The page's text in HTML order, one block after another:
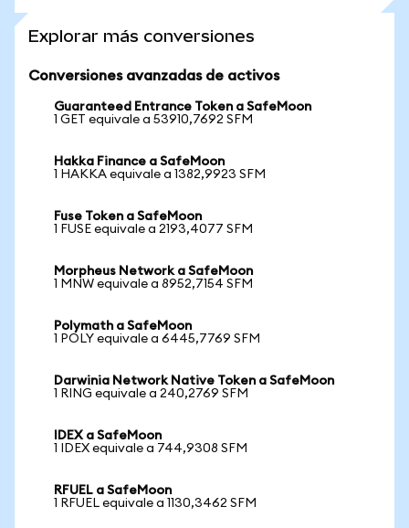
Explorar más conversiones
Conversiones avanzadas de activos
Guaranteed Entrance Token a SafeMoon
1 GET equivale a 53910,7692 SFM
Hakka Finance a SafeMoon
1 HAKKA equivale a 1382,9923 SFM
Fuse Token a SafeMoon
1 FUSE equivale a 2193,4077 SFM
Morpheus Network a SafeMoon
1 MNW equivale a 8952,7154 SFM
Polymath a SafeMoon
1 POLY equivale a 6445,7769 SFM
Darwinia Network Native Token a SafeMoon
1 RING equivale a 240,2769 SFM
IDEX a SafeMoon
1 IDEX equivale a 744,9308 SFM
RFUEL a SafeMoon
1 RFUEL equivale a 1130,3462 SFM